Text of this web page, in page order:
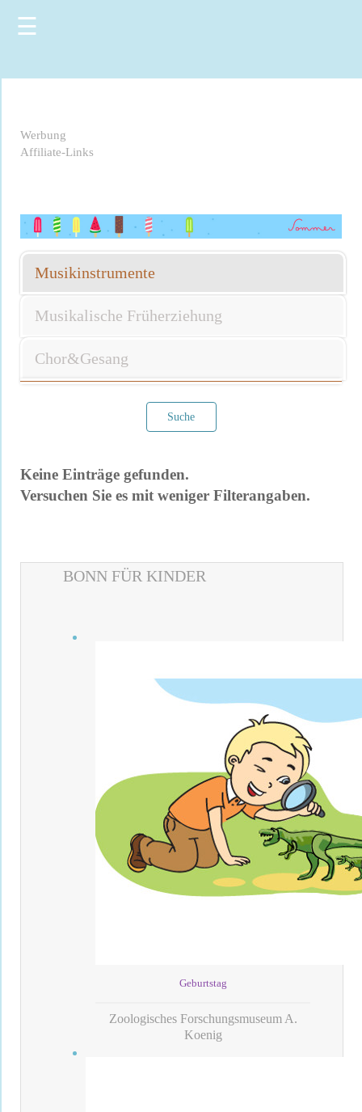
☰
Werbung
Affiliate-Links
Musikinstrumente
Musikalische Früherziehung
Chor&Gesang
Suche
Keine Einträge gefunden.
Versuchen Sie es mit weniger Filterangaben.
BONN FÜR KINDER
Geburtstag
Zoologisches Forschungsmuseum A.
Koenig